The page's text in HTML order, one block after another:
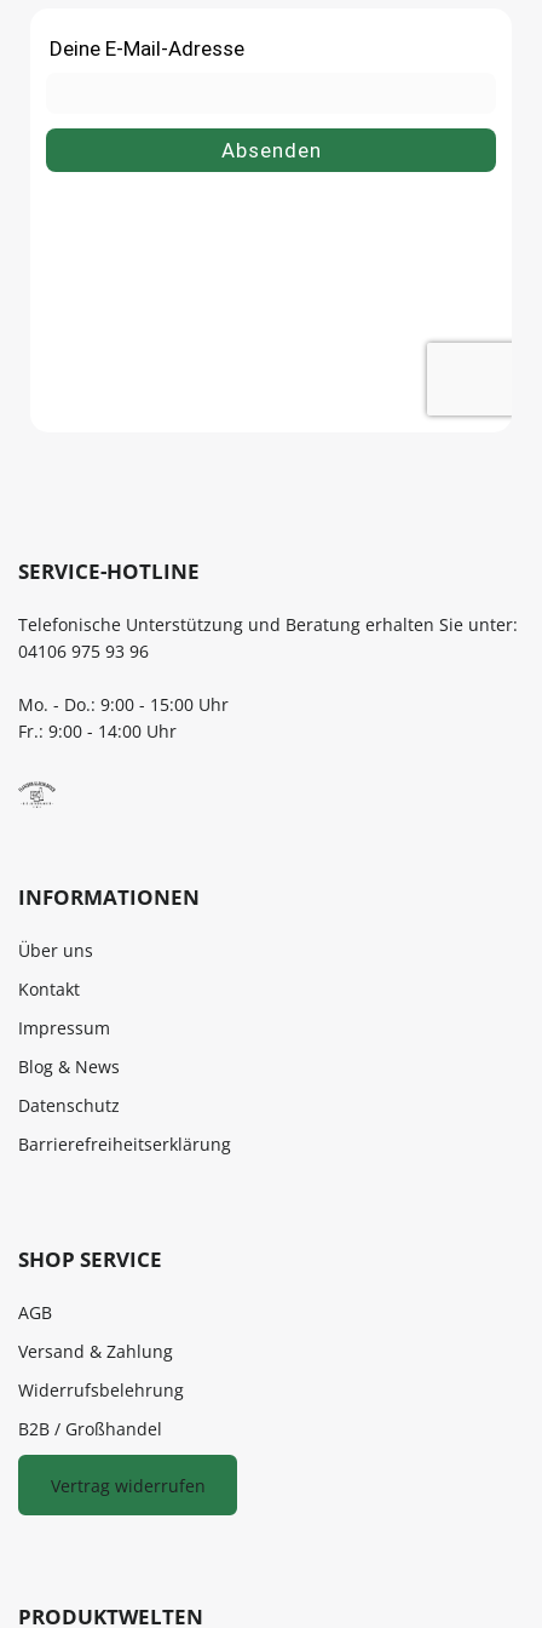
dosen.de.
SERVICE-HOTLINE
Telefonische Unterstützung und Beratung erhalten Sie unter:
04106 975 93 96
Mo. - Do.: 9:00 - 15:00 Uhr
Fr.: 9:00 - 14:00 Uhr
INFORMATIONEN
Über uns
Kontakt
Impressum
Blog & News
Datenschutz
Barrierefreiheitserklärung
SHOP SERVICE
AGB
Versand & Zahlung
Widerrufsbelehrung
B2B / Großhandel
Vertrag widerrufen
PRODUKTWELTEN